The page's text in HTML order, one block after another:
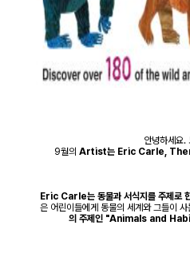
안녕하세요.
9월의 Artist는 Eric Carle,
Eric Carle는 동물과 서식지를 주제로
은 어린이들에게 동물의 세계와 그들이
의 주제인 "Animals and